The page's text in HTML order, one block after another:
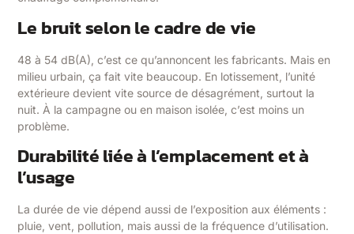
Le bruit selon le cadre de vie
48 à 54 dB(A), c’est ce qu’annoncent les fabricants. Mais en
milieu urbain, ça fait vite beaucoup. En lotissement, l’unité
extérieure devient vite source de désagrément, surtout la
nuit. À la campagne ou en maison isolée, c’est moins un
problème.
Durabilité liée à l’emplacement et à
l’usage
La durée de vie dépend aussi de l’exposition aux éléments :
pluie, vent, pollution, mais aussi de la fréquence d’utilisation.